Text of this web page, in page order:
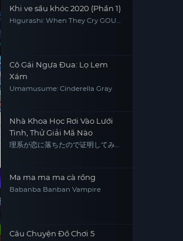
Khi ve sầu khóc 2020 (Phần 1)
Higurashi: When They Cry GOU
Cô Gái Ngựa Đua: Lọ Lem
Xám
Umamusume: Cinderella Gray
Nhà Khoa Học Rơi Vào Lưới
Tình, Thử Giải Mã Nào
理系が恋に落ちたので证明してみ
Ma ma ma ma cà rồng
Babanba Banban Vampire
Câu Chuyện Đồ Chơi 5